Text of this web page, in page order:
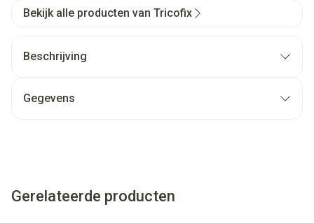
Bekijk alle producten van Tricofix
Beschrijving
Gegevens
Gerelateerde producten